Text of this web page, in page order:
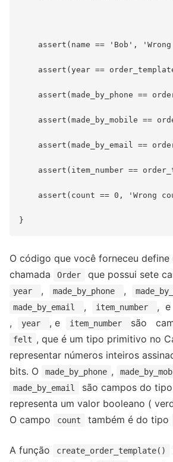
assert(name == 'Bob', 'Wrong
assert(year ==
assert(made_by_phone ==
assert(made_by_mobile ==
assert(made_by_email ==
assert(item_number ==
assert(count == 0, 'Wrong
O código que você forneceu define
chamada
Order que possui sete
year , made_by_phone ,
made_by_email , item_number , e
, year , e item_number são
felt , que é um tipo primitivo no
representar números inteiros
bits. O
made_by_phone ,
made_by_email são campos do tipo
representa um valor booleano (
O campo
count também é do tipo
A função create_order_template()